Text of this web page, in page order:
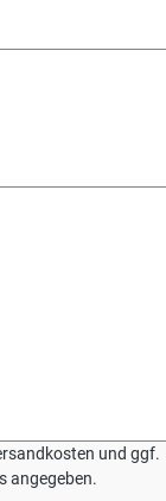
und ggf.
angegeben.